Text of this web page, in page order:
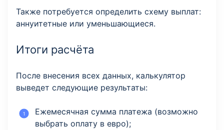
Также потребуется определить схему выплат:
аннуитетные или уменьшающиеся.
Итоги расчёта
После внесения всех данных, калькулятор
выведет следующие результаты:
Ежемесячная сумма платежа (возможно
выбрать оплату в евро);